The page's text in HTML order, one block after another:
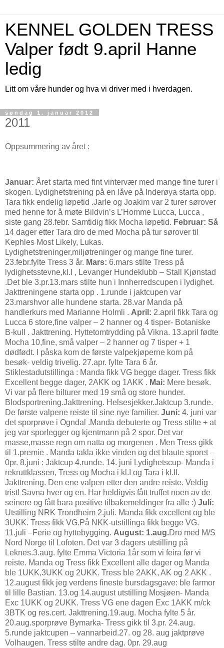
KENNEL GOLDEN TRESS
Valper født 9.april Hanne
ledig
Litt om våre hunder og hva vi driver med i hverdagen.
søndag 1. januar 2012
2011
Oppsummering av året :
Januar: Året starta med fint vintervær med mange fine turer i
skogen. Lydighetstrening på en låve på Inderøya starta opp.
Tara fikk endelig løpetid .Jarle og Joakim var 2 turer sørover
med henne for å møte Bildvin’s L’Homme Lucca, Lucca ,
siste gang 28.febr. Samtidig fikk Mocha løpetid. Februar: Så
14 dager etter Tara dro de med Mocha på tur sørover til
Kephles Most Likely, Lukas.
Lydighetstreninger,miljøtreninger og mange fine turer.
23.febr.fylte Tress 3 år. Mars: 6.mars stilte Tress på
lydighetsstevne,kl.I , Levanger Hundeklubb – Stall Kjønstad
.Det ble 3.pr.13.mars stilte hun i Innherredscupen i lydighet.
Jakttreningene starta opp . 1.runde i jaktcupen var
23.marshvor alle hundene starta. 28.var Manda på
handlerkurs med Marianne Holmli . April: 2.april fikk Tara og
Lucca 6 store,fine valper – 2 hanner og 4 tisper- Botaniske
B-kull . Jakttrening. Hyttetomtrydding på Vikna. 13.april fødte
Mocha 10,fine, små valper – 2 hanner og 7 tisper + 1
dødfødt. I påska kom de første valpekjøperne kom på
besøk- veldig trivelig. 27.apr. fylte Tara 6 år.
Stiklestadutstillinga : Manda fikk VG begge dager. Tress fikk
Excellent begge dager, 2AKK og 1AKK . Mai: Mere besøk.
Vi var på flere bilturer med 19 små og store hunder.
Blodsportrening.Jakttrening. Helsesjekker.Jaktcup 3.runde.
De første valpene reiste til sine nye familier. Juni: 4. juni var
det sporprøve i Ogndal .Manda debuterte og Tress stilte + at
jeg var sporlegger og kjentmann på 2 spor. Det var
masse,masse regn om natta og morgenen . Men Tress gikk
til 1.premie . Manda takla ikke vinden og det blaute sporet –
0pr. 8.juni : Jaktcup 4.runde. 14. juni Lydighetscup- Manda i
rekruttklassen, Tress og Mocha i kl.I og Tara i kl.II.
Jakttrening. Den ene valpen etter den andre reiste. Veldig
trist! Savna hver og en. Har heldigvis fått truffet noen av de
seinere og fått bara positive tilbakemeldinger fra alle :) Juli:
Utstilling NRK Trondheim 2.juli. Manda fikk excellent og ble
3UKK. Tress fikk VG.På NKK-utstillinga fikk begge VG.
11.juli –Ferie og hyttebygging. August: 1.aug.Dro med M/S
Nord Norge til Lofoten. Det var 3 dagers utstilling på
Leknes.3.aug. fylte Emma Victoria 1år som vi feira før vi
reiste. Manda og Tress fikk Excellent alle dager og Manda
ble 1UKK,3UKK og 2UKK. Tress ble 2AKK, AK og 2 AKK .
12.august fikk jeg verdens fineste bursdagsgave: ble farmor
til lille Bastian. 13.og 14.august utstilling Mosjøen- Manda
Exc 1UKK og 2UKK. Tress VG ene dagen Exc 1AKK m/ck
3BTK og res.cert. Jakttrening.19.aug. Mocha fylte 5 år.
20.aug.sporprøve Bymarka- Tress gikk til 3.pr. 24.aug.
5.runde jaktcupen – vannarbeid.27. og 28. aug jaktprøve
Volhaugen. Tress stilte andre dag. 0pr. 29.aug